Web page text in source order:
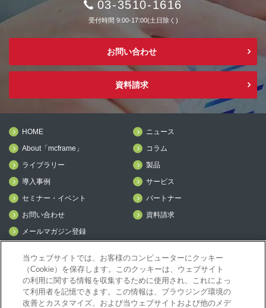
03-3510-1616
受付時間 9:00-17:00(土日除く)
お問い合わせ
資料請求
HOME
ニュース
About「mcframe」
コラム
ライブラリー
製品
導入事例
サービス
セミナー・イベント
パートナー
お問い合わせ
資料請求
メールマガジン登録
mcframeナビ（ユーザ登録者）
mcframeユーザ会サイト（MCUG会員専用）
当ウェブサイトでは、お客様のコンピューターにクッキー
（Cookie）を保存します。このクッキーは、ウェブサイト
の利用に関する情報を収集するために使用され、これによっ
て利用者を記憶できます。この情報は、ブラウジング環境の
改善とカスタマイズ、および当ウェブサイトおよび他のメデ